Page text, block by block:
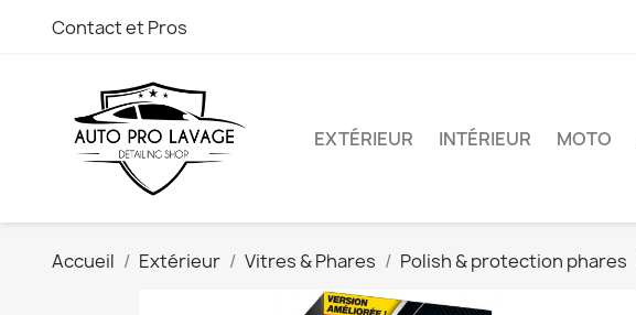
Contact et Pros
EXTÉRIEUR INTÉRIEUR MOTO
Accueil Extérieur Vitres & Phares Polish & protection phares